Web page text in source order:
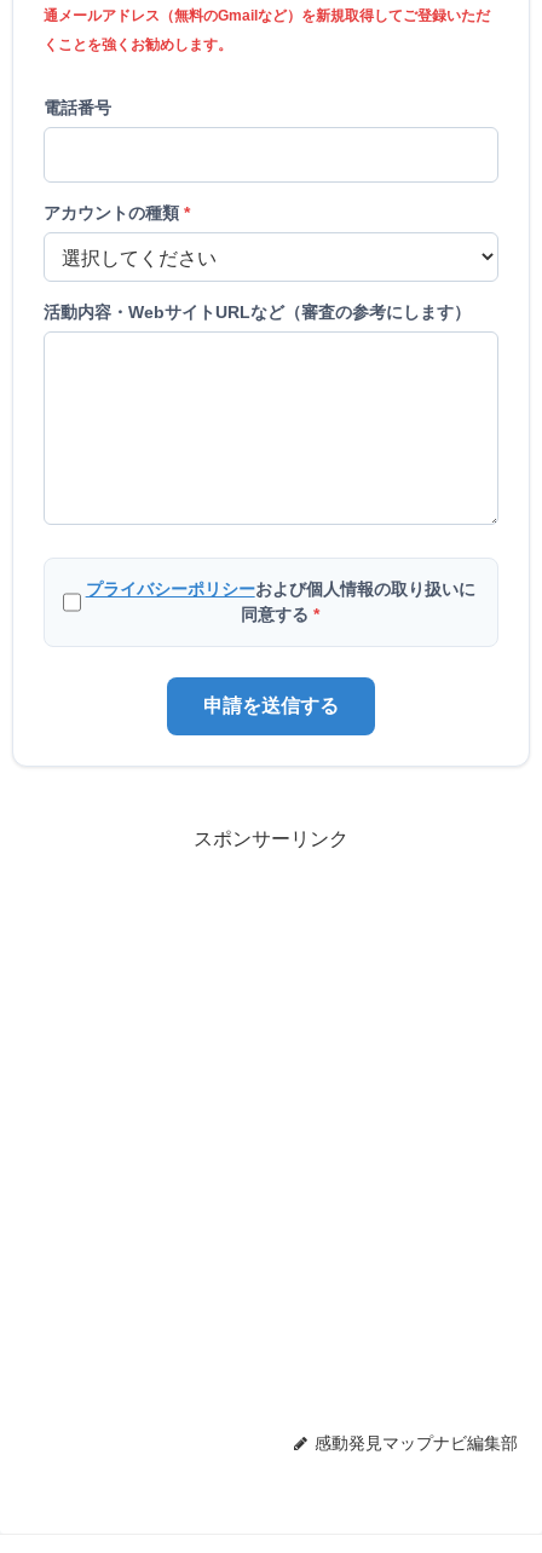
通メールアドレス（無料のGmailなど）を新規取得してご登録いただ
くことを強くお勧めします。
電話番号
アカウントの種類 *
活動内容・WebサイトURLなど（審査の参考にします）
プライバシーポリシーおよび個人情報の取り扱いに
同意する*
申請を送信する
スポンサーリンク
感動発見マップナビ編集部